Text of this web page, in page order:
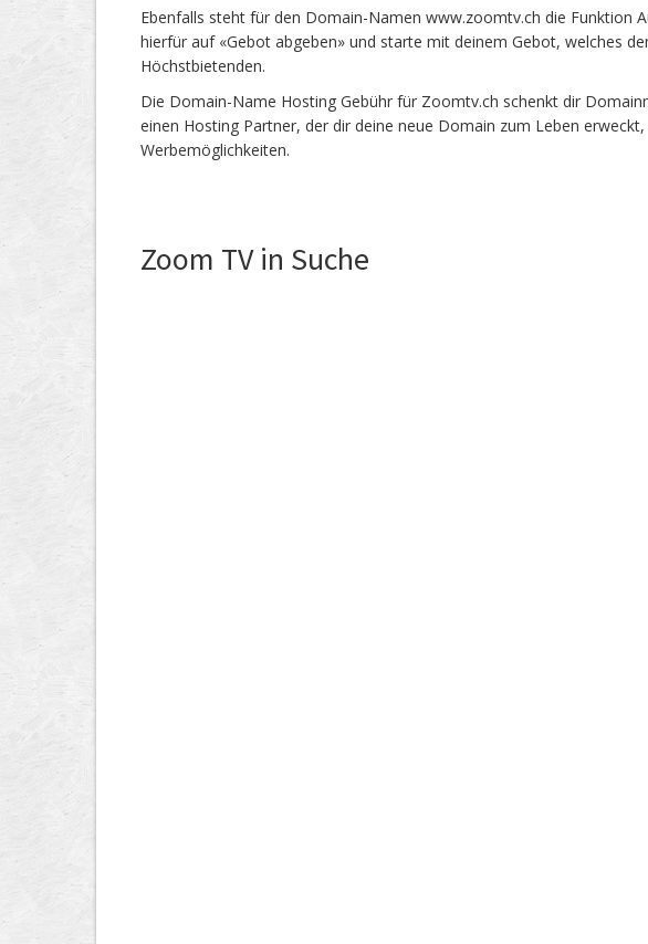
Ebenfalls steht für den Domain-Namen www.zoomtv.ch die Funktion
hierfür auf «Gebot abgeben» und starte mit deinem Gebot, welches
Höchstbietenden.
Die Domain-Name Hosting Gebühr für Zoomtv.ch schenkt dir
einen Hosting Partner, der dir deine neue Domain zum Leben
Werbemöglichkeiten.
Zoom TV in Suche